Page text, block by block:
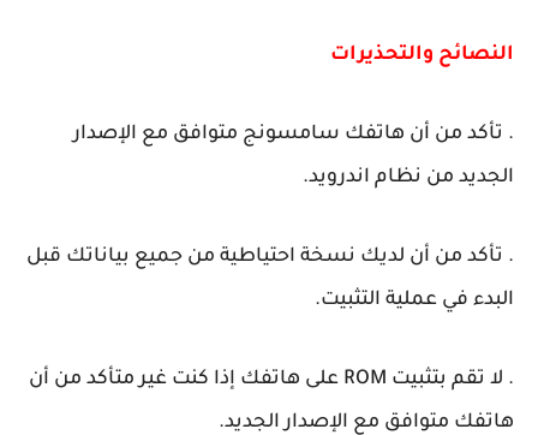
النصائح والتحذيرات
. تأكد من أن هاتفك سامسونج متوافق مع الإصدار
الجديد من نظام اندرويد.
. تأكد من أن لديك نسخة احتياطية من جميع بياناتك قبل
البدء في عملية التثبيت.
. لا تقم بتثبيت ROM على هاتفك إذا كنت غير متأكد من أن
هاتفك متوافق مع الإصدار الجديد.